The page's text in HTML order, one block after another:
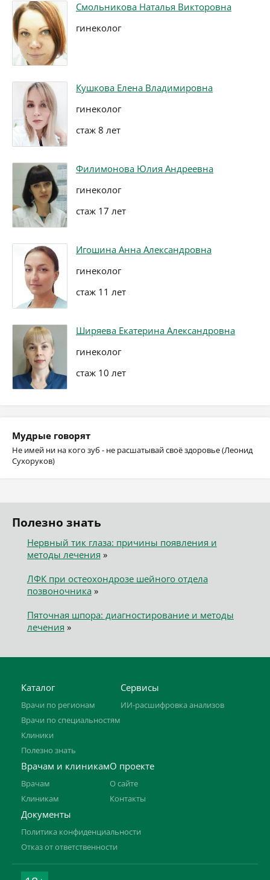
Смольникова Наталья Викторовна
гинеколог
Кушкова Елена Владимировна
гинеколог
стаж 8 лет
Филимонова Юлия Андреевна
гинеколог
стаж 17 лет
Игошина Анна Александровна
гинеколог
стаж 11 лет
Ширяева Екатерина Александровна
гинеколог
стаж 10 лет
Мудрые говорят
Не имей ни на кого зуб - не расшатывай своё здоровье (Леонид
Сухоруков)
Полезно знать
Нервный тик глаза: причины появления и
методы лечения »
ЛФК при остеохондрозе шейного отдела
позвоночника»
Пяточная шпора: диагностирование и методы
лечения »
Каталог
Врачи по регионам
Врачи по специальностям
Клиники
Полезно знать
Сервисы
ИИ-расшифровка анализов
Врачам и клиникам
Врачам
Клиникам
О проекте
О сайте
Контакты
Документы
Политика конфиденциальности
Отказ от ответственности